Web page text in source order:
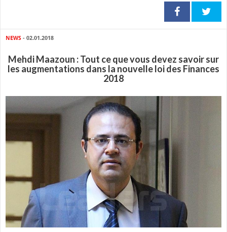
NEWS - 02.01.2018
Mehdi Maazoun : Tout ce que vous devez savoir sur
les augmentations dans la nouvelle loi des Finances
2018